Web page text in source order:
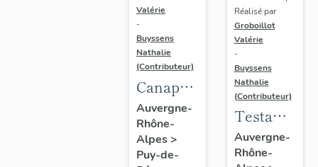
Valérie
-
Buyssens
Nathalie
(Contributeur)
Canapé
à joues
n° 2
Auvergne-
Rhône-
Alpes>
Puy-de-
Réalisé par
Groboillot
Valérie
-
Buyssens
Nathalie
(Contributeur)
Testament
politique
de
Auvergne-
Rhône-